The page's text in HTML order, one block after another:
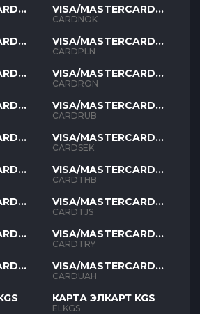
VISA/MASTERCARD
NOK
CARDNOK
VISA/MASTERCARD
PLN
CARDPLN
VISA/MASTERCARD
RON
CARDRON
VISA/MASTERCARD
RUB
CARDRUB
VISA/MASTERCARD
SEK
CARDSEK
VISA/MASTERCARD
THB
CARDTHB
VISA/MASTERCARD
TJS
CARDTJS
VISA/MASTERCARD
TYR
CARDTRY
VISA/MASTERCARD
UAH
CARDUAH
КАРТА ЭЛКАРТ KGS
ELKGS